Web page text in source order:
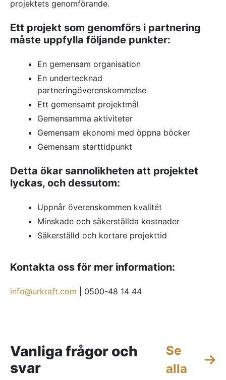
projektets genomförande.
Ett projekt som genomförs i partnering
måste uppfylla följande punkter:
En gemensam organisation
En undertecknad
partneringöverenskommelse
Ett gemensamt projektmål
Gemensamma aktiviteter
Gemensam ekonomi med öppna böcker
Gemensam starttidpunkt
Detta ökar sannolikheten att projektet
lyckas, och dessutom:
Uppnår överenskommen kvalitét
Minskade och säkerställda kostnader
Säkerställd och kortare projekttid
Kontakta oss för mer information:
info@urkraft.com | 0500-48 14 44
Vanliga frågor och
svar
Se
alla